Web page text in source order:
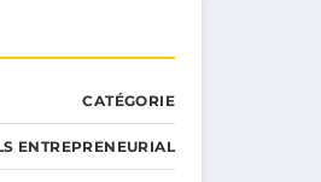
CATÉGORIE
ENTREPRENEURIAL